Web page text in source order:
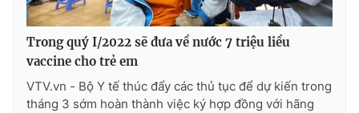
Trong quý I/2022 sẽ đưa về nước 7 triệu liều
vaccine cho trẻ em
VTV.vn - Bộ Y tế thúc đẩy các thủ tục để dự kiến trong
tháng 3 sớm hoàn thành việc ký hợp đồng với hãng